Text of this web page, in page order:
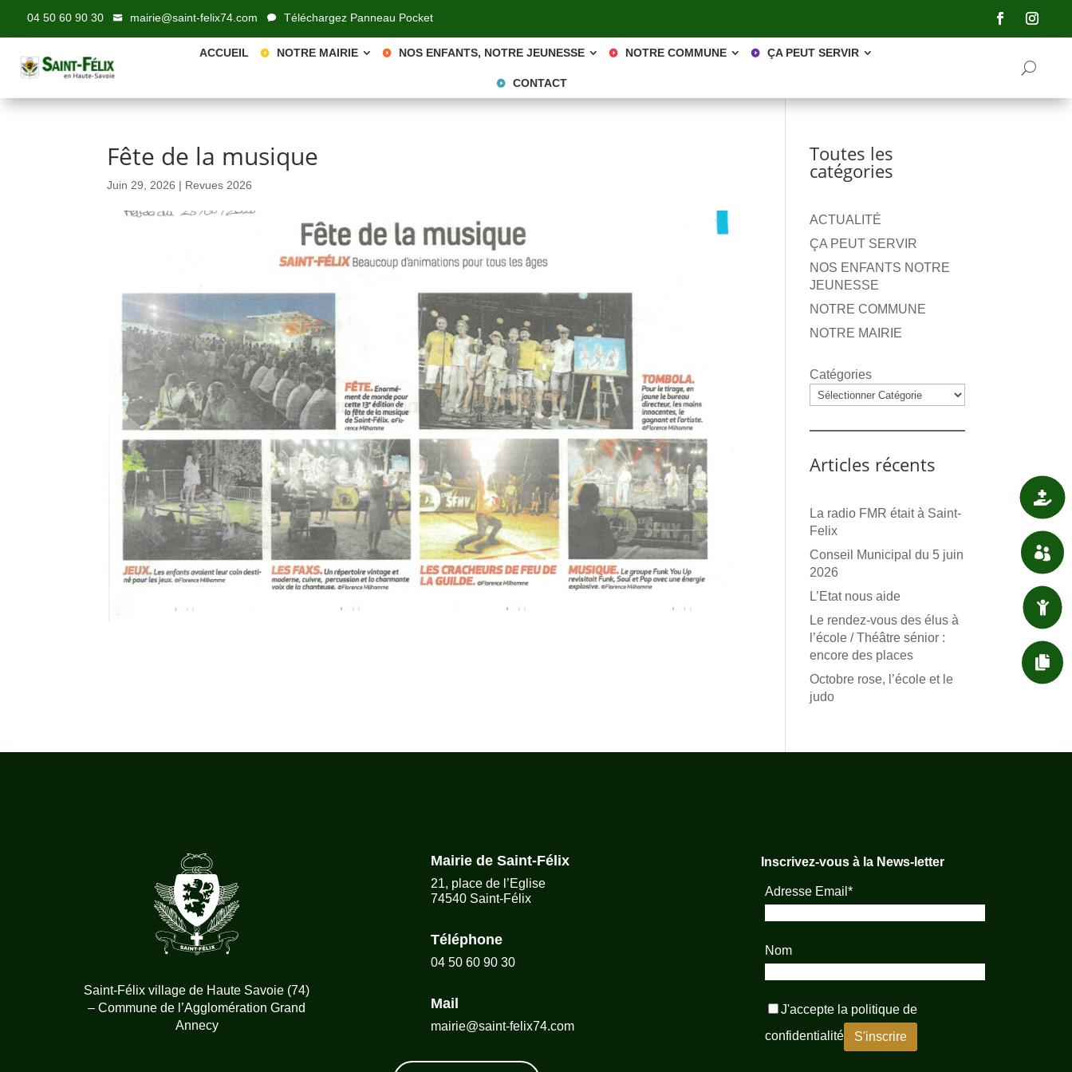
principal04 50 60 90 30 mairie@saint-felix74.com Téléchargez Panneau Pocket
ACCUEIL NOTRE MAIRIE NOS ENFANTS, NOTRE JEUNESSE NOTRE COMMUNE ÇA PEUT SERVIR
CONTACT


ASSOCIATIONS


DÉMARCHES ADMIN.
Fête de la musique
Juin 29, 2026 | Revues 2026
Toutes les
catégories
ACTUALITÉ
ÇA PEUT SERVIR
NOS ENFANTS NOTRE
JEUNESSE
NOTRE COMMUNE
NOTRE MAIRIE
Catégories
Articles récents
La radio FMR était à Saint-
Felix
Conseil Municipal du 5 juin
2026
L’Etat nous aide
Le rendez-vous des élus à
l’école / Théâtre sénior :
encore des places
Octobre rose, l’école et le
judo
Saint-Félix village de Haute Savoie (74)
– Commune de l’Agglomération Grand
Annecy
Mairie de Saint-Félix
21, place de l’Eglise
74540 Saint-Félix
Téléphone
04 50 60 90 30
Mail
mairie@saint-felix74.com
Inscrivez-vous à la News-letter
Adresse Email*
Nom
J'accepte la politique de
confidentialité